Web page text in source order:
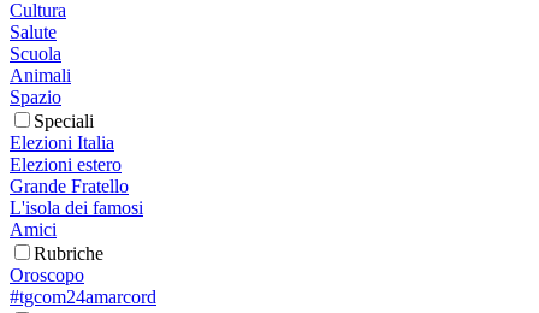
Cultura
Salute
Scuola
Animali
Spazio
Speciali
Elezioni Italia
Elezioni estero
Grande Fratello
L'isola dei famosi
Amici
Rubriche
Oroscopo
#tgcom24amarcord